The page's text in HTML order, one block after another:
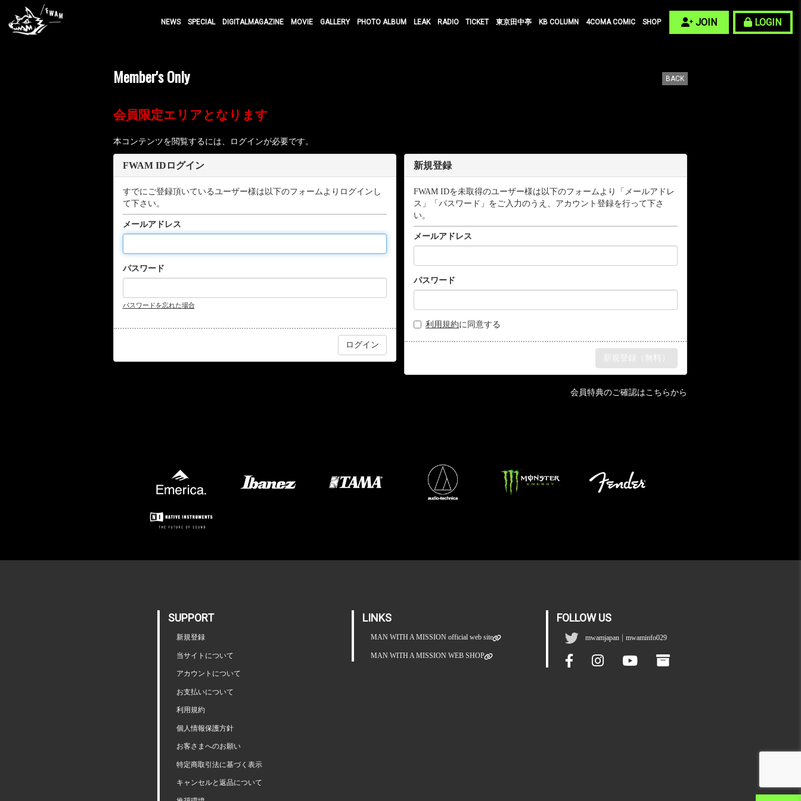
NEWS SPECIAL DIGITALMAGAZINE MOVIE GALLERY PHOTO ALBUM LEAK RADIO TICKET 東京田中亭 KB COLUMN 4COMA COMIC SHOP JOIN LOGIN
Member's Only BACK
会員限定エリアとなります
本コンテンツを閲覧するには、ログインが必要です。
FWAM IDログイン
すでにご登録頂いているユーザー様は以下のフォームよりログインし
て下さい。
メールアドレス
パスワード
パスワードを忘れた場合
新規登録
FWAM IDを未取得のユーザー様は以下のフォームより「メールアドレ
ス」「パスワード」をご入力のうえ、アカウント登録を行って下さ
い。
メールアドレス
パスワード
利用規約に同意する
会員特典のご確認はこちらから
SUPPORT
新規登録
当サイトについて
アカウントについて
お支払いについて
利用規約
個人情報保護方針
お客さまへのお願い
特定商取引法に基づく表示
キャンセルと返品について
LINKS
MAN WITH A MISSION official web site
MAN WITH A MISSION WEB SHOP
FOLLOW US
mwamjapan |mwaminfo029